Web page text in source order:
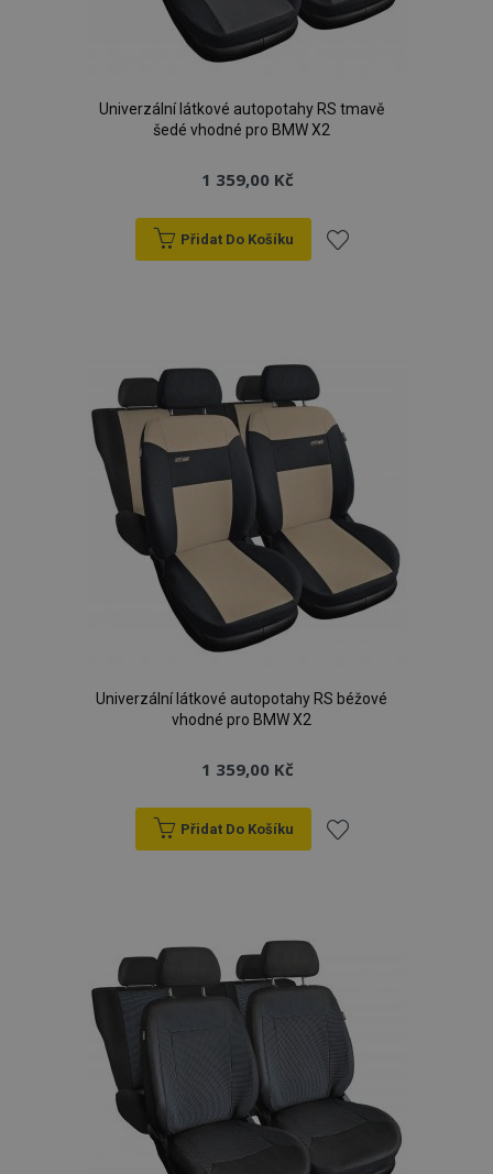
Univerzální látkové autopotahy RS tmavě
šedé vhodné pro BMW X2
1 359,00 Kč
Přidat Do Košíku
Univerzální látkové autopotahy RS béžové
vhodné pro BMW X2
1 359,00 Kč
Přidat Do Košíku
oblíbeným